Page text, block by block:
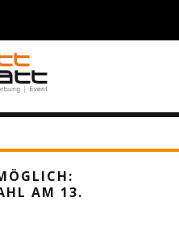
AM 13.